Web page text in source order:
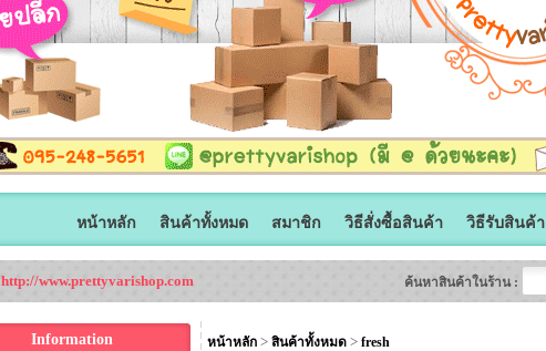
หน้าหลัก สินค้าทั้งหมด สมาชิก วิธีสั่งซื้อสินค้า วิธีรับสินค้า
http://www.prettyvarishop.com ค้นหาสินค้าในร้าน :
Information หน้าหลัก > สินค้าทั้งหมด > fresh